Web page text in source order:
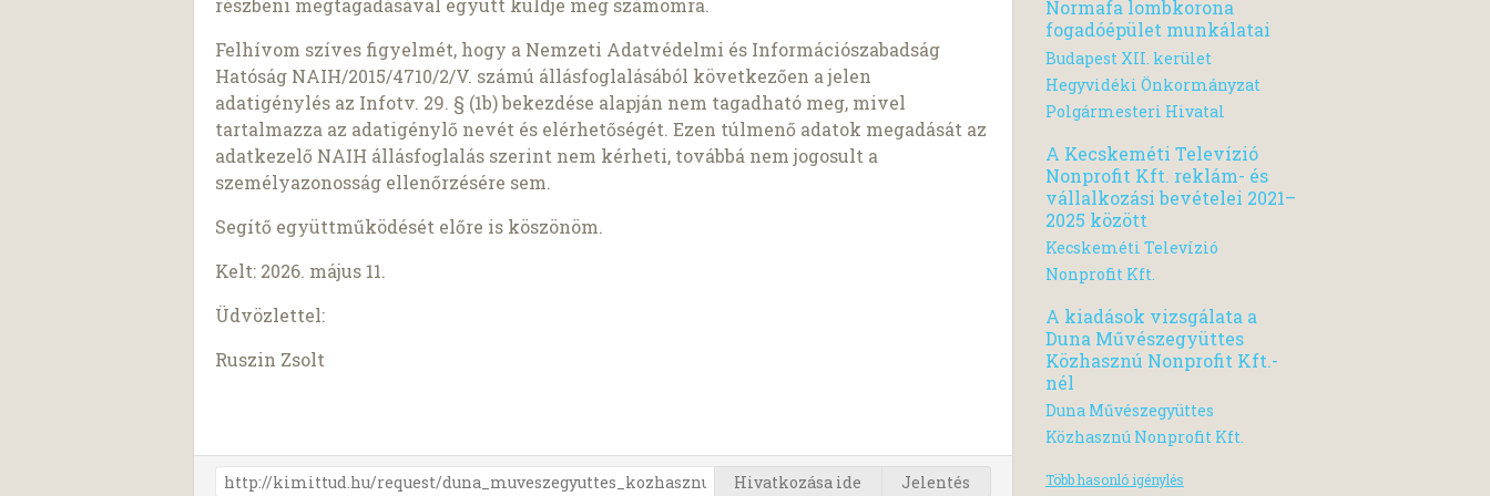
részbeni megtagadásával együtt küldje meg számomra.
Felhívom szíves figyelmét, hogy a Nemzeti Adatvédelmi és Információszabadság
Hatóság NAIH/2015/4710/2/V. számú állásfoglalásából következően a jelen
adatigénylés az Infotv. 29. § (1b) bekezdése alapján nem tagadható meg, mivel
tartalmazza az adatigénylő nevét és elérhetőségét. Ezen túlmenő adatok megadását az
adatkezelő NAIH állásfoglalás szerint nem kérheti, továbbá nem jogosult a
személyazonosság ellenőrzésére sem.
Segítő együttműködését előre is köszönöm.
Kelt: 2026. május 11.
Üdvözlettel:
Ruszin Zsolt
Hivatkozása ide Jelentés
Normafa lombkorona
fogadóépület munkálatai
Budapest XII. kerület
Hegyvidéki Önkormányzat
Polgármesteri Hivatal
A Kecskeméti Televízió
Nonprofit Kft. reklám- és
vállalkozási bevételei 2021–
2025 között
Kecskeméti Televízió
Nonprofit Kft.
A kiadások vizsgálata a
Duna Művészegyüttes
Közhasznú Nonprofit Kft.-
nél
Duna Művészegyüttes
Közhasznú Nonprofit Kft.
Több hasonló igénylés